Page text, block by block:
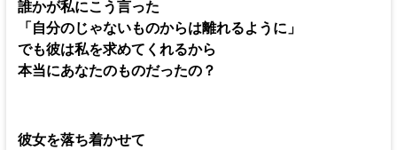
誰かが私にこう言った
「自分のじゃないものからは離れるように」
でも彼は私を求めてくれるから
本当にあなたのものだったの？
彼女を落ち着かせて